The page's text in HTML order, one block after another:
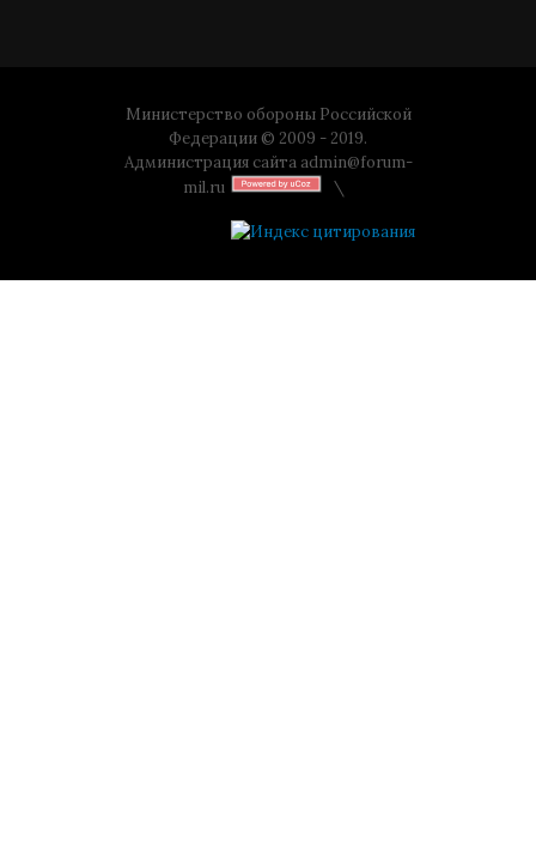
Министерство обороны Российской
Федерации © 2009 - 2019.
Администрация сайта admin@forum-
mil.ru